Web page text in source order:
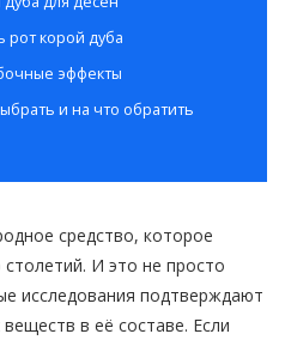
рот корой дуба
эффекты
и на что обратить
средство, которое
И это не просто
исследования подтверждают
в её составе. Если